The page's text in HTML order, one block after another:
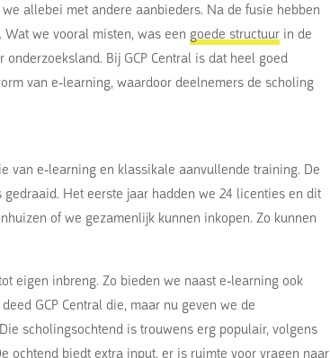
allebei met andere aanbieders. Na de fusie hebben
we vooral misten, was een goede structuur in de
Bij GCP Central is dat heel goed
van e-learning, waardoor deelnemers de scholing
van e-learning en klassikale aanvullende training. De
Het eerste jaar hadden we 24 licenties en dit
of we gezamenlijk kunnen inkopen. Zo kunnen
eigen inbreng. Zo bieden we naast e-learning ook
GCP Central die, maar nu geven we de
scholingsochtend is trouwens erg populair, volgens
ochtend biedt extra input, er is ruimte voor vragen naar